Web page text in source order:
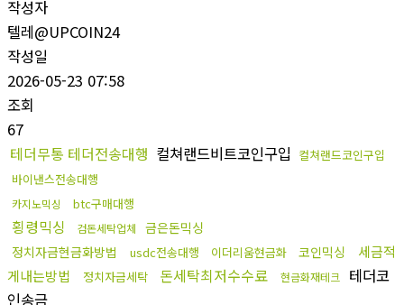
작성자
텔레@UPCOIN24
작성일
2026-05-23 07:58
조회
67
테더무통 테더전송대행 컬쳐랜드비트코인구입 컬쳐랜드코인구입
바이낸스전송대행
카지노믹싱 btc구매대행
횡령믹싱 검돈세탁업체
금은돈믹싱
정치자금현금화방법
usdc전송대행 이더리움현금화 코인믹싱
세금적
게내는방법
정치자금세탁 돈세탁최저수수료 현금화재테크
테더코
인송금